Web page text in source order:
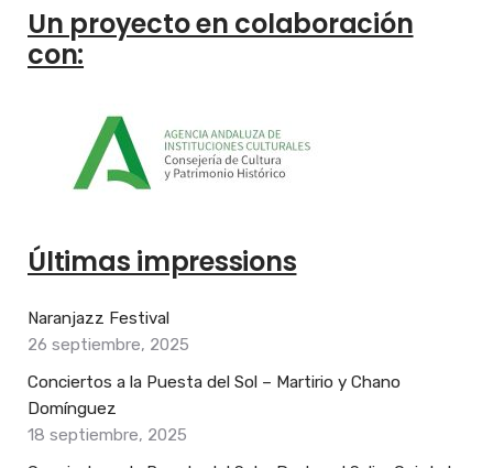
Un proyecto en colaboración
con:
Últimas impressions
Naranjazz Festival
26 septiembre, 2025
Conciertos a la Puesta del Sol – Martirio y Chano
Domínguez
18 septiembre, 2025